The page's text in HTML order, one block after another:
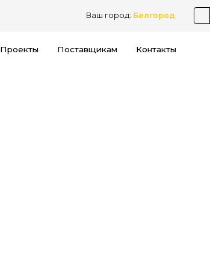
Ваш город: Белгород
Проекты Поставщикам Контакты